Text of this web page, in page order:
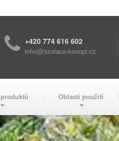
+420 774 616 602
info(@)izolace-konopi.cz
Oblasti použití